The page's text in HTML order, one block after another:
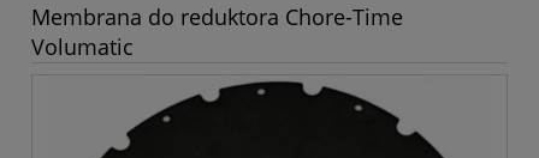
Membrana do reduktora Chore-Time
Volumatic